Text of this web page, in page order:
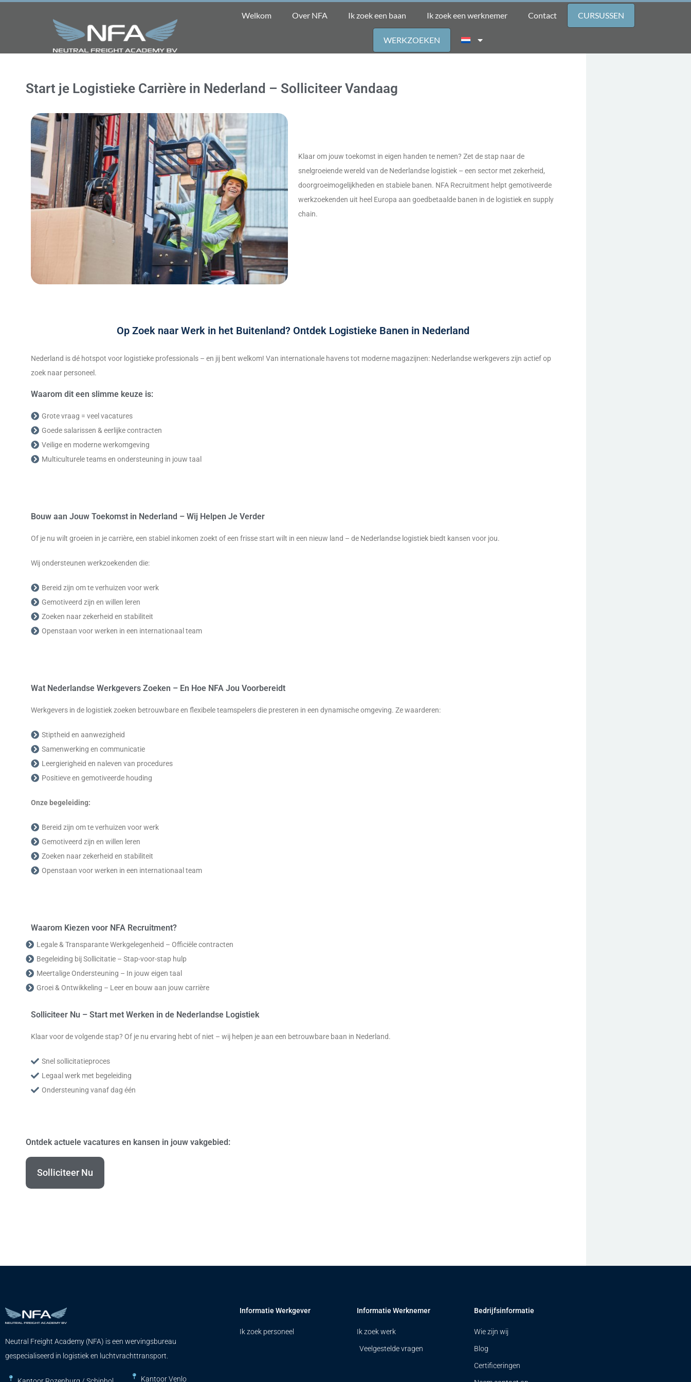
Welkom Over NFA Ik zoek een baan Ik zoek een werknemer Contact CURSUSSEN
WERKZOEKEN
Start je Logistieke Carrière in Nederland – Solliciteer Vandaag
Klaar om jouw toekomst in eigen handen te nemen? Zet de stap naar de
snelgroeiende wereld van de Nederlandse logistiek – een sector met zekerheid,
doorgroeimogelijkheden en stabiele banen. NFA Recruitment helpt gemotiveerde
werkzoekenden uit heel Europa aan goedbetaalde banen in de logistiek en supply
chain.
Op Zoek naar Werk in het Buitenland? Ontdek Logistieke Banen in Nederland
Nederland is dé hotspot voor logistieke professionals – en jij bent welkom! Van internationale havens tot moderne magazijnen: Nederlandse werkgevers zijn actief op
zoek naar personeel.
Waarom dit een slimme keuze is:
Grote vraag = veel vacatures
Goede salarissen & eerlijke contracten
Veilige en moderne werkomgeving
Multiculturele teams en ondersteuning in jouw taal
Bouw aan Jouw Toekomst in Nederland – Wij Helpen Je Verder
Of je nu wilt groeien in je carrière, een stabiel inkomen zoekt of een frisse start wilt in een nieuw land – de Nederlandse logistiek biedt kansen voor jou.
Wij ondersteunen werkzoekenden die:
Bereid zijn om te verhuizen voor werk
Gemotiveerd zijn en willen leren
Zoeken naar zekerheid en stabiliteit
Openstaan voor werken in een internationaal team
Wat Nederlandse Werkgevers Zoeken – En Hoe NFA Jou Voorbereidt
Werkgevers in de logistiek zoeken betrouwbare en flexibele teamspelers die presteren in een dynamische omgeving. Ze waarderen:
Stiptheid en aanwezigheid
Samenwerking en communicatie
Leergierigheid en naleven van procedures
Positieve en gemotiveerde houding
Onze begeleiding:
Bereid zijn om te verhuizen voor werk
Gemotiveerd zijn en willen leren
Zoeken naar zekerheid en stabiliteit
Openstaan voor werken in een internationaal team
Waarom Kiezen voor NFA Recruitment?
Legale & Transparante Werkgelegenheid – Officiële contracten
Begeleiding bij Sollicitatie – Stap-voor-stap hulp
Meertalige Ondersteuning – In jouw eigen taal
Groei & Ontwikkeling – Leer en bouw aan jouw carrière
Solliciteer Nu – Start met Werken in de Nederlandse Logistiek
Klaar voor de volgende stap? Of je nu ervaring hebt of niet – wij helpen je aan een betrouwbare baan in Nederland.
Snel sollicitatieproces
Legaal werk met begeleiding
Ondersteuning vanaf dag één
Ontdek actuele vacatures en kansen in jouw vakgebied:
Solliciteer Nu
Neutral Freight Academy (NFA) is een wervingsbureau
gespecialiseerd in logistiek en luchtvrachttransport.
Kantoor Venlo
Informatie Werkgever
Ik zoek personeel
Informatie Werknemer
Ik zoek werk
Veelgestelde vragen
Bedrijfsinformatie
Wie zijn wij
Blog
Certificeringen